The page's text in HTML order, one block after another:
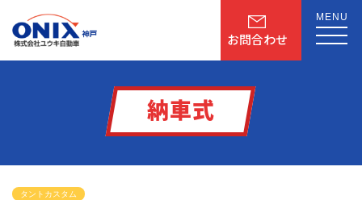
お問合わせ
MENU
納車式
タントカスタム